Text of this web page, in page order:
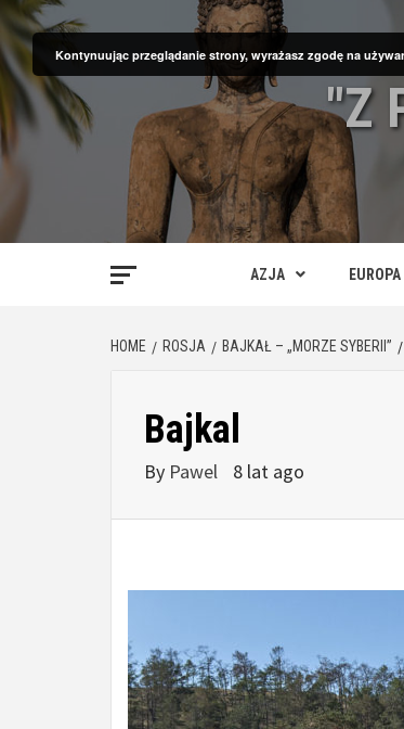
Skip
to
content
"Z
AZJA EUROPA
HOME ROSJA BAJKAŁ – „MORZE SYBERII”
Bajkal
By Pawel 8 lat ago
Kontynuując przeglądanie strony, wyrażasz zgodę na